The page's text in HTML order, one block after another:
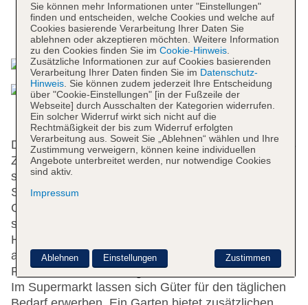
Das bietet Ihre Unterkunft
Die Unterbringung mit einem Aufzug verfügt über 83
Zimmer. An der Rezeption im Empfangsbereich
steht das freundliche Personal mit Rat und Tat zur
Seite. Die Einrichtung umfasst eine
Gepäckaufbewahrung und einen Safe. Im Haus
steht WLAN ohne Gebühr zur Verfügung.
Hilfestellung bei der Buchung von Ausflügen wird
am Tourdesk geboten. Das Hotel verfügt über eine
Reihe von behindertengerechten Annehmlichkeiten.
Im Supermarkt lassen sich Güter für den täglichen
Sie können mehr Informationen unter "Einstellungen"
finden und entscheiden, welche Cookies und welche auf
Cookies basierende Verarbeitung Ihrer Daten Sie
ablehnen oder akzeptieren möchten. Weitere Information
zu den Cookies finden Sie im Cookie-Hinweis.
Zusätzliche Informationen zur auf Cookies basierenden
Verarbeitung Ihrer Daten finden Sie im Datenschutz-
Hinweis. Sie können zudem jederzeit Ihre Entscheidung
über "Cookie-Einstellungen" [in der Fußzeile der
Webseite] durch Ausschalten der Kategorien widerrufen.
Ein solcher Widerruf wirkt sich nicht auf die
Rechtmäßigkeit der bis zum Widerruf erfolgten
Verarbeitung aus. Soweit Sie „Ablehnen“ wählen und Ihre
Zustimmung verweigern, können keine individuellen
Angebote unterbreitet werden, nur notwendige Cookies
sind aktiv.
Impressum
Zustimmen
Ablehnen Einstellungen